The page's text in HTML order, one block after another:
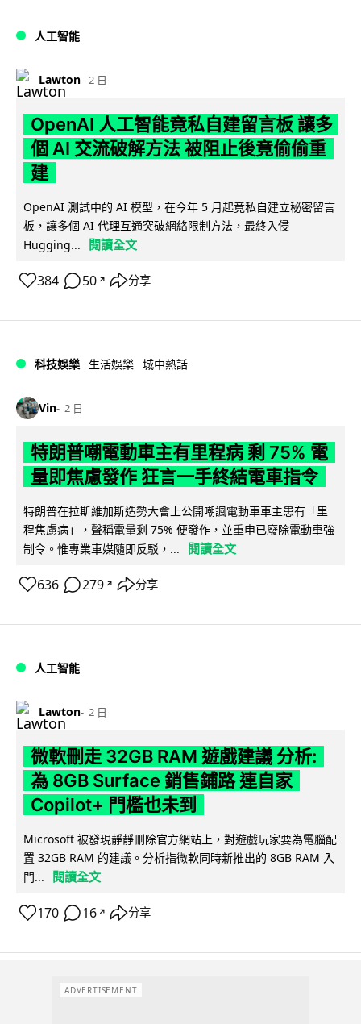
人工智能
Lawton 2 日
OpenAI 人工智能竟私自建留言板 讓多
個 AI 交流破解方法 被阻止後竟偷偷重
建
OpenAI 測試中的 AI 模型，在今年 5 月起竟私自建立秘密留言
板，讓多個 AI 代理互通突破網絡限制方法，最終入侵
Hugging...
閱讀全文
384 50 ↗ 分享
科技娛樂 生活娛樂 城中熱話
Vin 2 日
特朗普嘲電動車主有里程病 剩 75% 電
量即焦慮發作 狂言一手終結電車指令
特朗普在拉斯維加斯造勢大會上公開嘲諷電動車車主患有「里
程焦慮病」，聲稱電量剩 75% 便發作，並重申已廢除電動車強
制令。惟專業車媒隨即反駁，...
閱讀全文
636 279 ↗ 分享
人工智能
Lawton 2 日
微軟刪走 32GB RAM 遊戲建議 分析:
為 8GB Surface 銷售鋪路 連自家
Copilot+ 門檻也未到
Microsoft 被發現靜靜刪除官方網站上，對遊戲玩家要為電腦配
置 32GB RAM 的建議。分析指微軟同時新推出的 8GB RAM 入
門...
閱讀全文
170 16 ↗ 分享
ADVERTISEMENT